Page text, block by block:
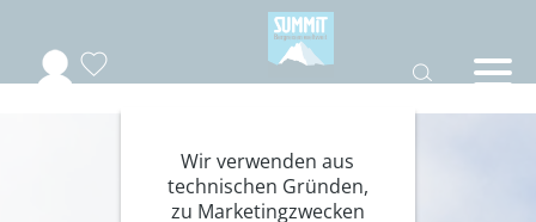
Wir verwenden aus
technischen Gründen,
zu Marketingzwecken